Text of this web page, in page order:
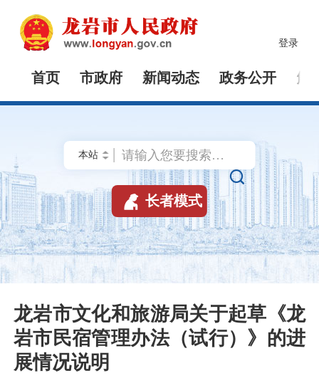
登录
首页 市政府 新闻动态 政务公开 解

 长者模式
龙岩市文化和旅游局关于起草《龙
岩市民宿管理办法（试行）》的进
展情况说明